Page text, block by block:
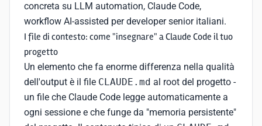
concreta su LLM automation, Claude Code,
workflow AI-assisted per developer senior italiani.
I file di contesto: come "insegnare" a Claude Code il tuo
progetto
Un elemento che fa enorme differenza nella qualità
dell'output è il file CLAUDE.md al root del progetto -
un file che Claude Code legge automaticamente a
ogni sessione e che funge da "memoria persistente"